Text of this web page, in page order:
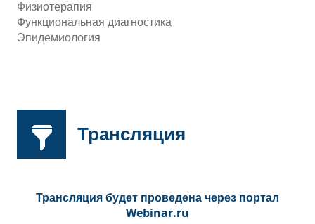
Физиотерапия
Функциональная диагностика
Эпидемиология
Трансляция
Трансляция будет проведена через портал
Webinar.ru